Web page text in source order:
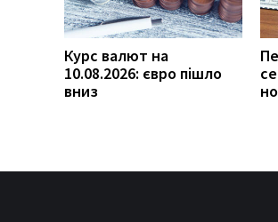
Курс валют на
10.08.2026: євро пішло
вниз